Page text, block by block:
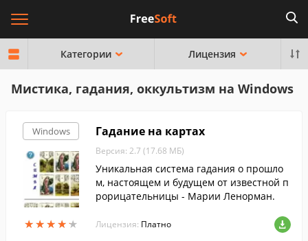
Категории Лицензия
Мистика, гадания, оккультизм на Windows
Windows
★★★★★
★★★★★
Гадание на картах
Версия: 2.7 (17.68 МБ)
Уникальная система гадания о прошло
м, настоящем и будущем от известной п
рорицательницы - Марии Ленорман.
Лицензия: Платно